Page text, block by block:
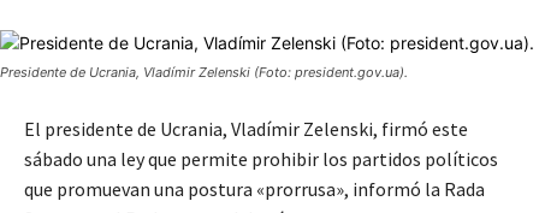
Presidente de Ucrania, Vladímir Zelenski (Foto: president.gov.ua).
El presidente de Ucrania, Vladímir Zelenski, firmó este
sábado una ley que permite prohibir los partidos políticos
que promuevan una postura «prorrusa», informó la Rada